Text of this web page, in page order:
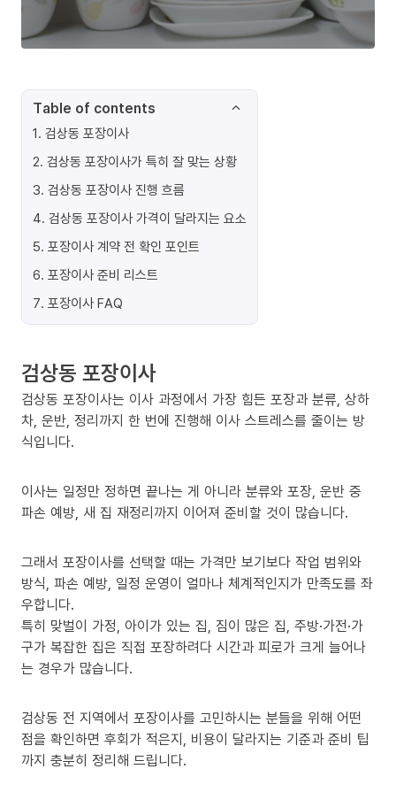
Table of contents
1. 검상동 포장이사
2. 검상동 포장이사가 특히 잘 맞는 상황
3. 검상동 포장이사 진행 흐름
4. 검상동 포장이사 가격이 달라지는 요소
5. 포장이사 계약 전 확인 포인트
6. 포장이사 준비 리스트
7. 포장이사 FAQ
검상동 포장이사
검상동 포장이사는 이사 과정에서 가장 힘든 포장과 분류, 상하
차, 운반, 정리까지 한 번에 진행해 이사 스트레스를 줄이는 방
식입니다.
이사는 일정만 정하면 끝나는 게 아니라 분류와 포장, 운반 중
파손 예방, 새 집 재정리까지 이어져 준비할 것이 많습니다.
그래서 포장이사를 선택할 때는 가격만 보기보다 작업 범위와
방식, 파손 예방, 일정 운영이 얼마나 체계적인지가 만족도를 좌
우합니다.
특히 맞벌이 가정, 아이가 있는 집, 짐이 많은 집, 주방·가전·가
구가 복잡한 집은 직접 포장하려다 시간과 피로가 크게 늘어나
는 경우가 많습니다.
검상동 전 지역에서 포장이사를 고민하시는 분들을 위해 어떤
점을 확인하면 후회가 적은지, 비용이 달라지는 기준과 준비 팁
까지 충분히 정리해 드립니다.